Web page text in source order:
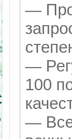
—
—
100
— Все